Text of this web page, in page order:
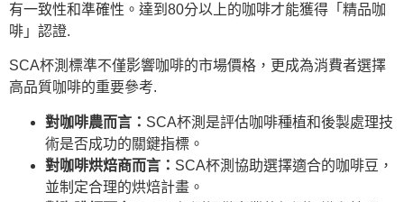
有一致性和準確性。達到80分以上的咖啡才能獲得「精品咖
啡」認證.
SCA杯測標準不僅影響咖啡的市場價格，更成為消費者選擇
高品質咖啡的重要參考.
對咖啡農而言： SCA杯測是評估咖啡種植和後製處理技
術是否成功的關鍵指標。
對咖啡烘焙商而言： SCA杯測協助選擇適合的咖啡豆，
並制定合理的烘焙計畫。